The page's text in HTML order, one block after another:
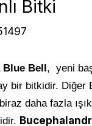
Bitki
Bell , yeni
bir bitkidir. Diğer
daha fazla